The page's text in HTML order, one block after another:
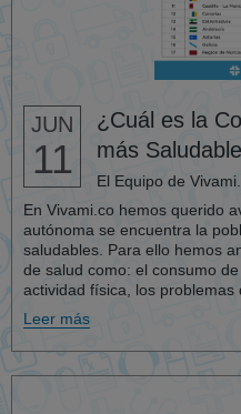
JUN
11
¿Cuál es la
más
El Equipo de
En Vivami.co hemos querido
autónoma se encuentra la
saludables. Para ello hemos
de salud como: el consumo
actividad física, los problemas
Leer más